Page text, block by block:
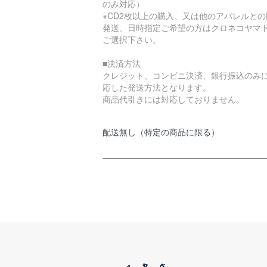
のみ対応）
※CD2枚以上の購入、又は他のアパレルと
発送、日時指定ご希望の方はクロネコヤマ
ご選択下さい。
■決済方法
クレジット、コンビニ決済、銀行振込のみ
応した発送方法となります。
商品代引きには対応しておりません。
配送無し（特定の商品に限る）